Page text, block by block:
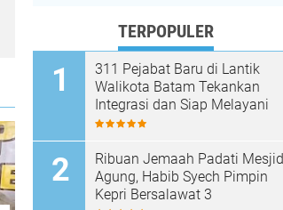
TERPOPULER
311 Pejabat Baru di Lantik
Walikota Batam Tekankan
Integrasi dan Siap Melayani
Ribuan Jemaah Padati Mesjid
Agung, Habib Syech Pimpin
Kepri Bersalawat 3